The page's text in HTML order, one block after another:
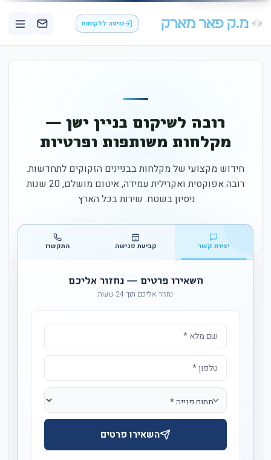
כניסה ללקוחות
רובה לשיקום בניין ישן —
מקלחות משותפות ופרטיות
חידוש מקצועי של מקלחות בבניינים הזקוקים לתחדשות.
רובה אפוקסית ואקרילית עמידה, איטום מושלם, 20 שנות
ניסיון בשטח. שירות בכל הארץ.
יצירת קשר קביעת פגישה התקשרו
השאירו פרטים — נחזור אליכם
נחזור אליכם תוך 24 שעות
השאירו פרטים